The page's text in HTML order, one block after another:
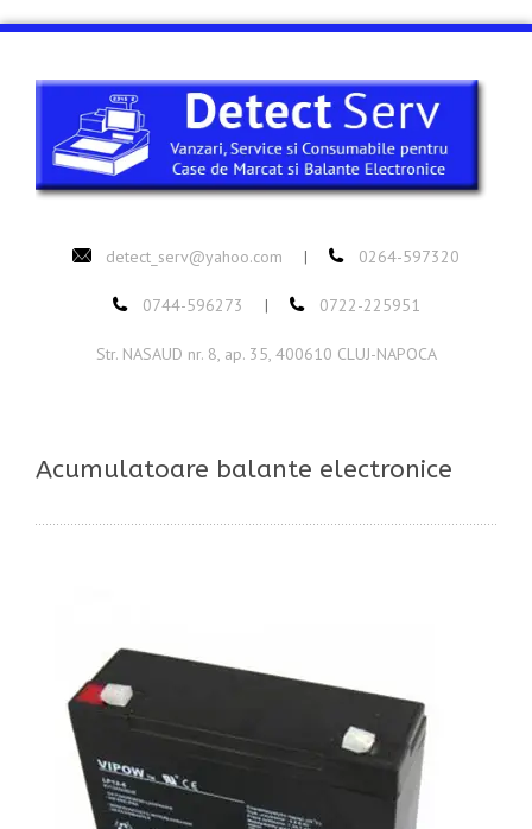
detect_serv@yahoo.com 0264-597320
0744-596273 0722-225951
Str. NASAUD nr. 8, ap. 35, 400610 CLUJ-NAPOCA
Acumulatoare balante electronice